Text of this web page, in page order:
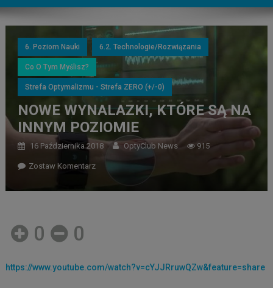
6. Poziom Nauki 6.2. Technologie/Rozwiązania
Co O Tym Myślisz?
Strefa Optymalizmu - Strefa ZERO (+/-0)
NOWE WYNALAZKI, KTÓRE SĄ NA
INNYM POZIOMIE
16 Października 2018 OptyClub News 915
Zostaw Komentarz
0 0
https://www.youtube.com/watch?v=cYJJRruwQZw&feature=share